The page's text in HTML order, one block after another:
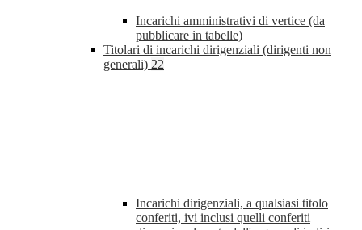
Incarichi amministrativi di vertice (da
pubblicare in tabelle)
Titolari di incarichi dirigenziali (dirigenti non
generali) 22
Incarichi dirigenziali, a qualsiasi titolo
conferiti, ivi inclusi quelli conferiti